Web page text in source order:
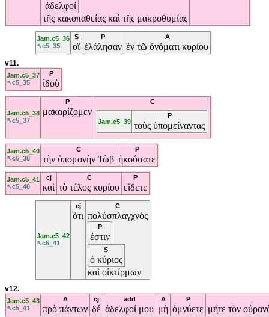
ἀδελφοί
τῆς κακοπαθείας καὶ τῆς μακροθυμίας
Jam.c5_36
↖c5_35
S
οἳ
P
ἐλάλησαν
A
ἐν τῷ ὀνόματι κυρίου
v11.
Jam.c5_37
↖c5_35
P
ἰδοὺ
Jam.c5_38
↖c5_37
P
μακαρίζομεν
C
Jam.c5_39
P
τοὺς ὑπομείναντας
Jam.c5_40
↖c5_38
C
τὴν ὑπομονὴν Ἰὼβ
P
ἠκούσατε
Jam.c5_41
↖c5_40
cj
καὶ
C
τὸ τέλος κυρίου
P
εἴδετε
Jam.c5_42
↖c5_41
cj
ὅτι
C
πολύσπλαγχνός
P
ἐστιν
S
ὁ κύριος
καὶ οἰκτίρμων
v12.
Jam.c5_43
↖c5_41
A
πρὸ πάντων
cj
δέ
add
ἀδελφοί μου
A
μὴ
P
ὀμνύετε μήτε τὸν